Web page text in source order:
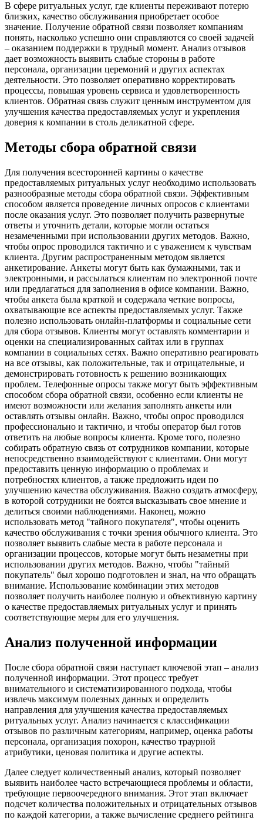
В сфере ритуальных услуг, где клиенты переживают потерю
близких, качество обслуживания приобретает особое
значение. Получение обратной связи позволяет компаниям
понять, насколько успешно они справляются со своей задачей
– оказанием поддержки в трудный момент. Анализ отзывов
дает возможность выявить слабые стороны в работе
персонала, организации церемоний и других аспектах
деятельности. Это позволяет оперативно корректировать
процессы, повышая уровень сервиса и удовлетворенность
клиентов. Обратная связь служит ценным инструментом для
улучшения качества предоставляемых услуг и укрепления
доверия к компании в столь деликатной сфере.
Методы сбора обратной связи
Для получения всесторонней картины о качестве
предоставляемых ритуальных услуг необходимо использовать
разнообразные методы сбора обратной связи. Эффективным
способом является проведение личных опросов с клиентами
после оказания услуг. Это позволяет получить развернутые
ответы и уточнить детали, которые могли остаться
незамеченными при использовании других методов. Важно,
чтобы опрос проводился тактично и с уважением к чувствам
клиента. Другим распространенным методом является
анкетирование. Анкеты могут быть как бумажными, так и
электронными, и рассылаться клиентам по электронной почте
или предлагаться для заполнения в офисе компании. Важно,
чтобы анкета была краткой и содержала четкие вопросы,
охватывающие все аспекты предоставляемых услуг. Также
полезно использовать онлайн-платформы и социальные сети
для сбора отзывов. Клиенты могут оставлять комментарии и
оценки на специализированных сайтах или в группах
компании в социальных сетях. Важно оперативно реагировать
на все отзывы, как положительные, так и отрицательные, и
демонстрировать готовность к решению возникающих
проблем. Телефонные опросы также могут быть эффективным
способом сбора обратной связи, особенно если клиенты не
имеют возможности или желания заполнять анкеты или
оставлять отзывы онлайн. Важно, чтобы опрос проводился
профессионально и тактично, и чтобы оператор был готов
ответить на любые вопросы клиента. Кроме того, полезно
собирать обратную связь от сотрудников компании, которые
непосредственно взаимодействуют с клиентами. Они могут
предоставить ценную информацию о проблемах и
потребностях клиентов, а также предложить идеи по
улучшению качества обслуживания. Важно создать атмосферу,
в которой сотрудники не боятся высказывать свое мнение и
делиться своими наблюдениями. Наконец, можно
использовать метод "тайного покупателя", чтобы оценить
качество обслуживания с точки зрения обычного клиента. Это
позволяет выявить слабые места в работе персонала и
организации процессов, которые могут быть незаметны при
использовании других методов. Важно, чтобы "тайный
покупатель" был хорошо подготовлен и знал, на что обращать
внимание. Использование комбинации этих методов
позволяет получить наиболее полную и объективную картину
о качестве предоставляемых ритуальных услуг и принять
соответствующие меры для его улучшения.
Анализ полученной информации
После сбора обратной связи наступает ключевой этап – анализ
полученной информации. Этот процесс требует
внимательного и систематизированного подхода, чтобы
извлечь максимум полезных данных и определить
направления для улучшения качества предоставляемых
ритуальных услуг. Анализ начинается с классификации
отзывов по различным категориям, например, оценка работы
персонала, организация похорон, качество траурной
атрибутики, ценовая политика и другие аспекты.
Далее следует количественный анализ, который позволяет
выявить наиболее часто встречающиеся проблемы и области,
требующие первоочередного внимания. Этот этап включает
подсчет количества положительных и отрицательных отзывов
по каждой категории, а также вычисление среднего рейтинга